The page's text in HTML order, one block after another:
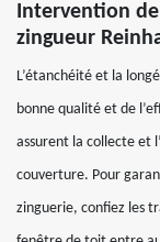
Intervention
zingueur
L’étanchéité et la
bonne qualité et de
assurent la collecte et
couverture. Pour
zinguerie, confiez les